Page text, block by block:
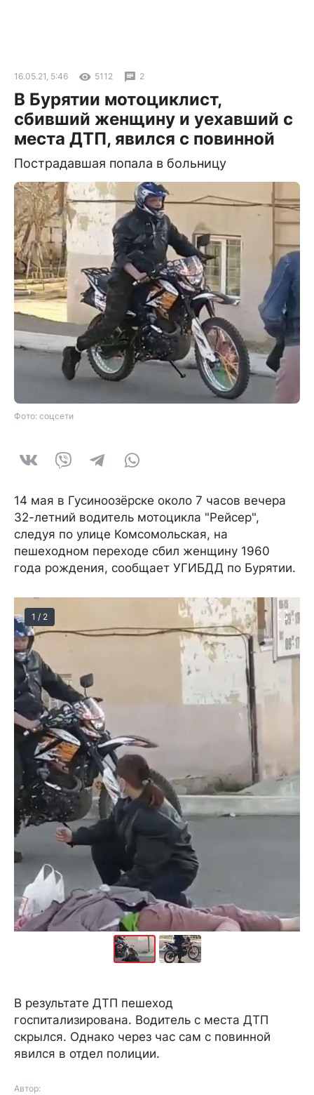
16.05.21, 5:46 5112 2
В Бурятии мотоциклист,
сбивший женщину и уехавший с
места ДТП, явился с повинной
Пострадавшая попала в больницу
Фото: соцсети
14 мая в Гусиноозёрске около 7 часов вечера
32-летний водитель мотоцикла "Рейсер",
следуя по улице Комсомольская, на
пешеходном переходе сбил женщину 1960
года рождения, сообщает УГИБДД по Бурятии.
1 / 2
В результате ДТП пешеход
госпитализирована. Водитель с места ДТП
скрылся. Однако через час сам с повинной
явился в отдел полиции.
Автор: